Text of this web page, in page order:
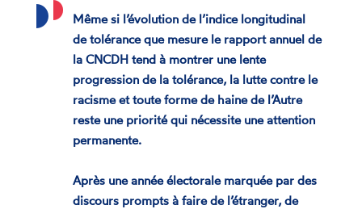
Même si l’évolution de l’indice longitudinal
de tolérance que mesure le rapport annuel de
la CNCDH tend à montrer une lente
progression de la tolérance, la lutte contre le
racisme et toute forme de haine de l’Autre
reste une priorité qui nécessite une attention
permanente.
Après une année électorale marquée par des
discours prompts à faire de l’étranger, de